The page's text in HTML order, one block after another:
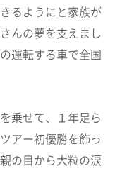
るようにと家族が
んの夢を支えまし
運転する車で全国
乗せて、１年足ら
アー初優勝を飾っ
の目から大粒の涙